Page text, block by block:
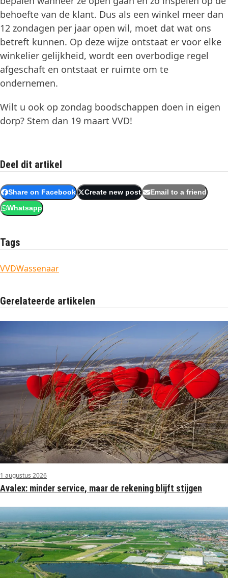
behoefte van de klant. Dus als een winkel meer dan
12 zondagen per jaar open wil, moet dat wat ons
betreft kunnen. Op deze wijze ontstaat er voor elke
winkelier gelijkheid, wordt een overbodige regel
afgeschaft en ontstaat er ruimte om te
ondernemen.
Wilt u ook op zondag boodschappen doen in eigen
dorp? Stem dan 19 maart VVD!
Deel dit artikel
Share on Facebook Create new post Email to a friend
Whatsapp
Tags
VVDWassenaar
Gerelateerde artikelen
1 augustus 2026
Avalex: minder service, maar de rekening blijft stijgen